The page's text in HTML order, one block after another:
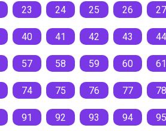
23 24 25 26 27
40 41 42 43 44
57 58 59 60 61
74 75 76 77 78
91 92 93 94 95